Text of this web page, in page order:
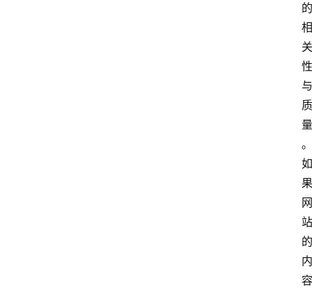
的
相
关
性
与
质
量
。
如
果
网
站
的
内
容